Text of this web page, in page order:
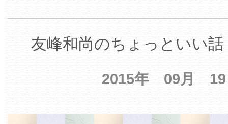
友峰和尚のちょっといい
2015年 09月